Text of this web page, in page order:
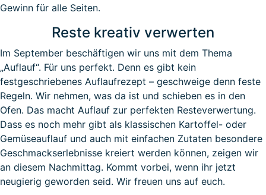
Gewinn für alle Seiten.
Reste kreativ verwerten
Im September beschäftigen wir uns mit dem Thema
„Auflauf“. Für uns perfekt. Denn es gibt kein
festgeschriebenes Auflaufrezept – geschweige denn feste
Regeln. Wir nehmen, was da ist und schieben es in den
Ofen. Das macht Auflauf zur perfekten Resteverwertung.
Dass es noch mehr gibt als klassischen Kartoffel- oder
Gemüseauflauf und auch mit einfachen Zutaten besondere
Geschmackserlebnisse kreiert werden können, zeigen wir
an diesem Nachmittag. Kommt vorbei, wenn ihr jetzt
neugierig geworden seid. Wir freuen uns auf euch.